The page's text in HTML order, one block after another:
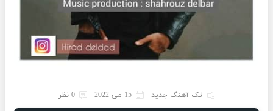
تک آهنگ جدید 15 می 2022 0 نظر